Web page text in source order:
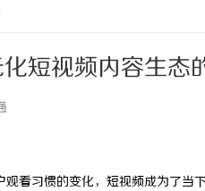
短视频内容生态
观看习惯的变化，短视频成为了